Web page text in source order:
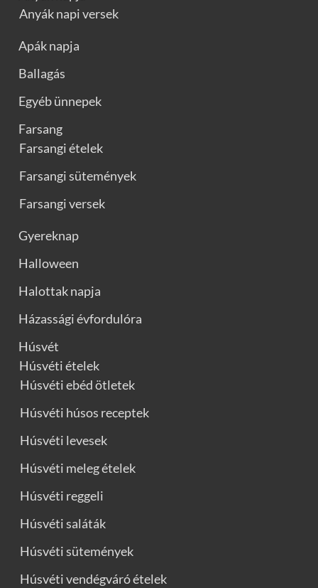
Anyák napi versek
Apák napja
Ballagás
Egyéb ünnepek
Farsang
Farsangi ételek
Farsangi sütemények
Farsangi versek
Gyereknap
Halloween
Halottak napja
Házassági évfordulóra
Húsvét
Húsvéti ételek
Húsvéti ebéd ötletek
Húsvéti húsos receptek
Húsvéti levesek
Húsvéti meleg ételek
Húsvéti reggeli
Húsvéti saláták
Húsvéti sütemények
Húsvéti vendégváró ételek